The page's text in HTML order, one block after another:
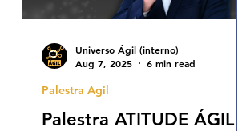
Palestra ATITUDE ÁGIL
Palestra Agil
Universo Ágil (interno)
Aug 7, 2025
6 min read